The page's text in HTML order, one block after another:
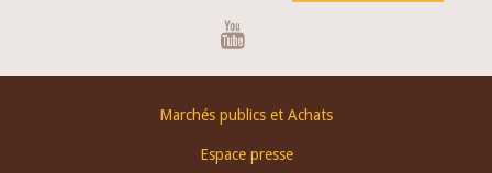
Marchés publics et Achats
Espace presse